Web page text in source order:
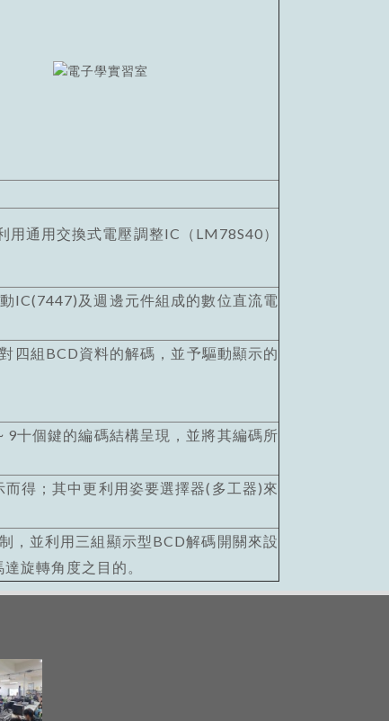
通用交換式電壓調整IC（LM78S40）
及週邊元件組成的數位直流電
組BCD資料的解碼，並予驅動顯示的
個鍵的編碼結構呈現，並將其編碼所
得；其中更利用姿要選擇器(多工器)來
並利用三組顯示型BCD解碼開關來設
旋轉角度之目的。